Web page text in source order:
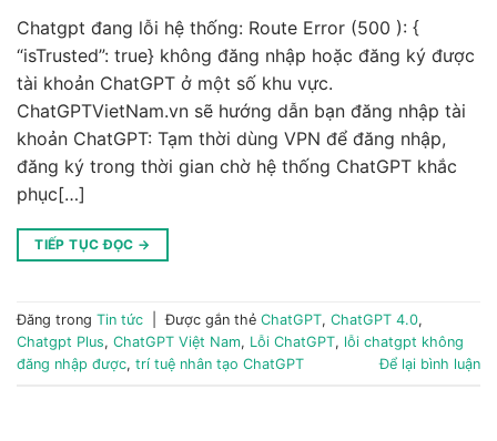
Chatgpt đang lỗi hệ thống: Route Error (500 ): {
“isTrusted”: true} không đăng nhập hoặc đăng ký được
tài khoản ChatGPT ở một số khu vực.
ChatGPTVietNam.vn sẽ hướng dẫn bạn đăng nhập tài
khoản ChatGPT: Tạm thời dùng VPN để đăng nhập,
đăng ký trong thời gian chờ hệ thống ChatGPT khắc
phục[…]
TIẾP TỤC ĐỌC →
Đăng trong Tin tức Được gắn thẻ ChatGPT, ChatGPT 4.0,
Chatgpt Plus, ChatGPT Việt Nam, Lỗi ChatGPT, lỗi chatgpt không
đăng nhập được, trí tuệ nhân tạo ChatGPT Để lại bình luận